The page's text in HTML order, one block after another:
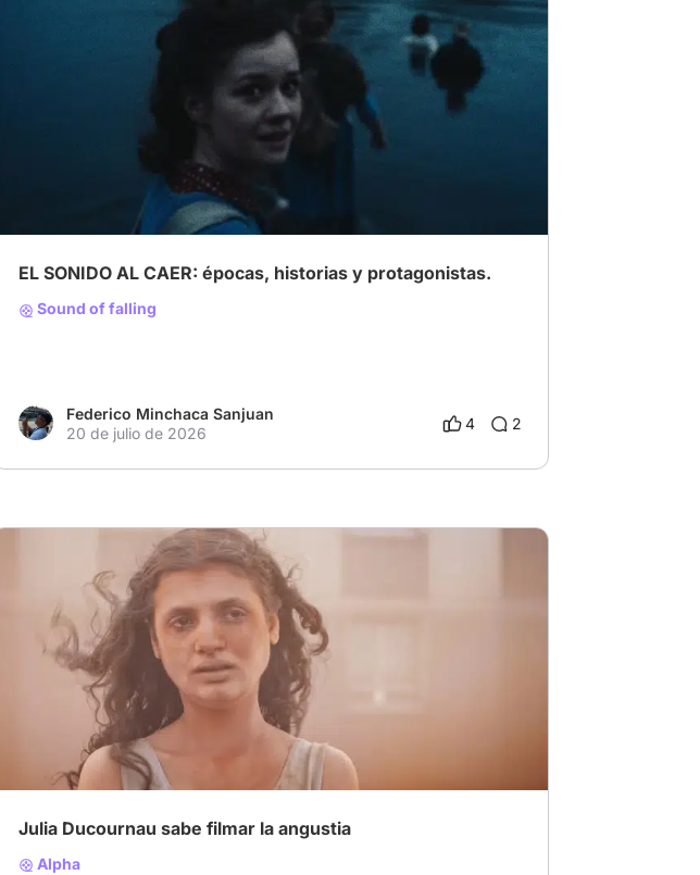
# Suspenso # Drama familiar
EL SONIDO AL CAER: épocas, historias y protagonistas.
Sound of falling
Federico Minchaca Sanjuan
20 de julio de 2026
4 2
# Drama familiar # Cannes2025 # BodyHorror
Julia Ducournau sabe filmar la angustia
Alpha